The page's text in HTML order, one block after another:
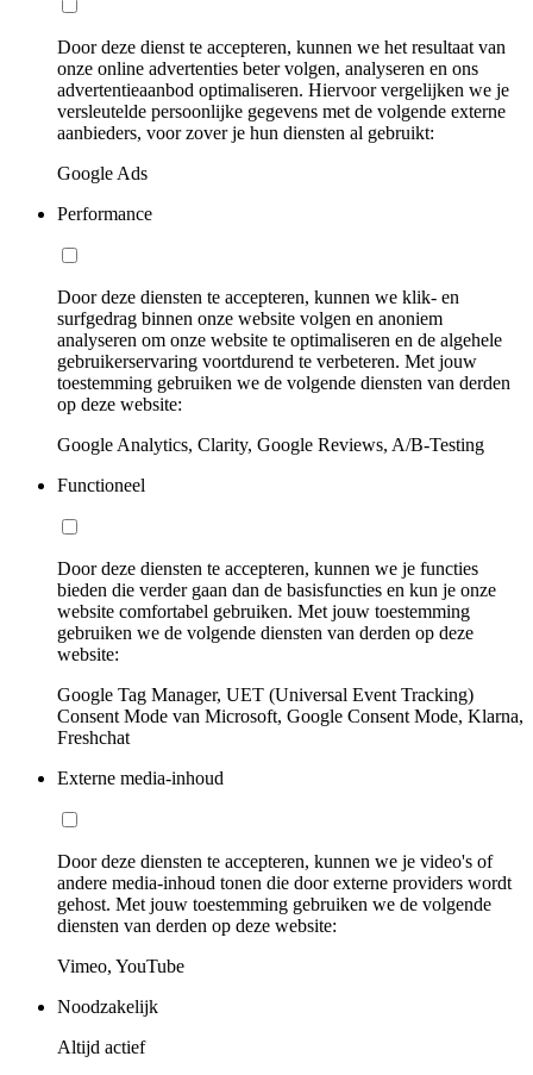
Door deze dienst te accepteren, kunnen we het resultaat van
onze online advertenties beter volgen, analyseren en ons
advertentieaanbod optimaliseren. Hiervoor vergelijken we je
versleutelde persoonlijke gegevens met de volgende externe
aanbieders, voor zover je hun diensten al gebruikt:
Google Ads
Performance
Door deze diensten te accepteren, kunnen we klik- en
surfgedrag binnen onze website volgen en anoniem
analyseren om onze website te optimaliseren en de algehele
gebruikerservaring voortdurend te verbeteren. Met jouw
toestemming gebruiken we de volgende diensten van derden
op deze website:
Google Analytics, Clarity, Google Reviews, A/B-Testing
Functioneel
Door deze diensten te accepteren, kunnen we je functies
bieden die verder gaan dan de basisfuncties en kun je onze
website comfortabel gebruiken. Met jouw toestemming
gebruiken we de volgende diensten van derden op deze
website:
Google Tag Manager, UET (Universal Event Tracking)
Consent Mode van Microsoft, Google Consent Mode, Klarna,
Freshchat
Externe media-inhoud
Door deze diensten te accepteren, kunnen we je video's of
andere media-inhoud tonen die door externe providers wordt
gehost. Met jouw toestemming gebruiken we de volgende
diensten van derden op deze website:
Vimeo, YouTube
Noodzakelijk
Altijd actief